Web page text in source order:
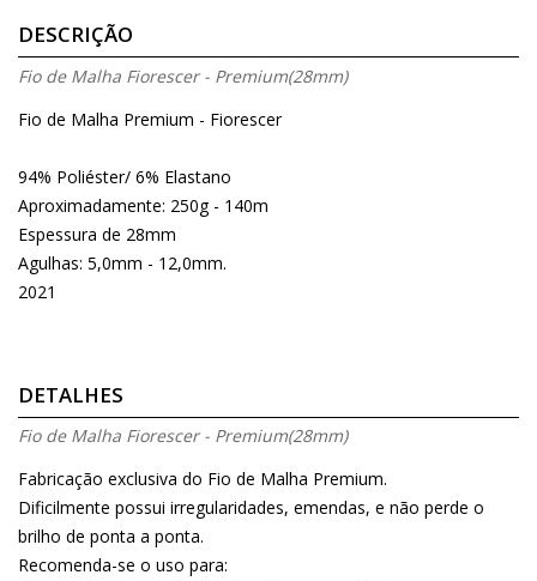
DESCRIÇÃO
Fio de Malha Fiorescer - Premium(28mm)
Fio de Malha Premium - Fiorescer
94% Poliéster/ 6% Elastano
Aproximadamente: 250g - 140m
Espessura de 28mm
Agulhas: 5,0mm - 12,0mm.
2021
DETALHES
Fio de Malha Fiorescer - Premium(28mm)
Fabricação exclusiva do Fio de Malha Premium.
Dificilmente possui irregularidades, emendas, e não perde o
brilho de ponta a ponta.
Recomenda-se o uso para: